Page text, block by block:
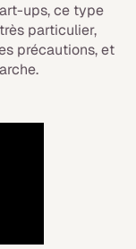
ups, ce type
particulier,
précautions, et